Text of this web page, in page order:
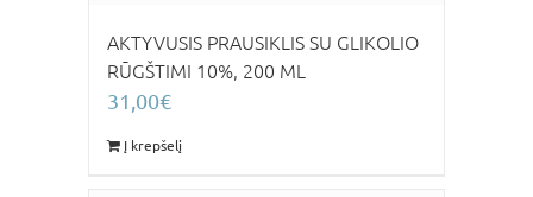
AKTYVUSIS PRAUSIKLIS SU GLIKOLIO
RŪGŠTIMI 10%, 200 ML
31,00€
Į krepšelį